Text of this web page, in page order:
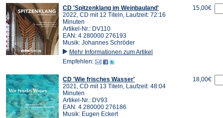
CD 'Spitzenklang im Weinbauland'
2022, CD mit 12 Titeln, Laufzeit: 72:16
Minuten
Artikel-Nr.: DV110
EAN: 4 280000 276193
Musik: Johannes Schröder
Mehr Informationen zum Artikel
Empfehlen:
15,00€
CD 'Wie frisches Wasser'
2021, CD mit 13 Titeln, Laufzeit: 48:04
Minuten
Artikel-Nr.: DV93
EAN: 4 280000 276186
Musik: Eugen Eckert
18,00€